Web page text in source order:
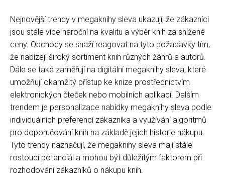
Nejnovější trendy v megaknihy sleva ukazují, že zákazníci
jsou stále více nároční na kvalitu a výběr knih za snížené
ceny. Obchody se snaží reagovat na tyto požadavky tím,
že nabízejí široký sortiment knih různých žánrů a autorů.
Dále se také zaměřují na digitální megaknihy sleva, které
umožňují okamžitý přístup ke knize prostřednictvím
elektronických čteček nebo mobilních aplikací. Dalším
trendem je personalizace nabídky megaknihy sleva podle
individuálních preferencí zákazníka a využívání algoritmů
pro doporučování knih na základě jejich historie nákupu.
Tyto trendy naznačují, že megaknihy sleva mají stále
rostoucí potenciál a mohou být důležitým faktorem při
rozhodování zákazníků o nákupu knih.